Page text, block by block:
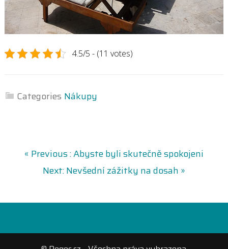
4.5/5 - (11 votes)
Categories Nákupy
v
i
« Previous : P
e
i
Abyste byli skutečně spokojeni
Next:N
t
o
Nevšední zážitky na dosah »